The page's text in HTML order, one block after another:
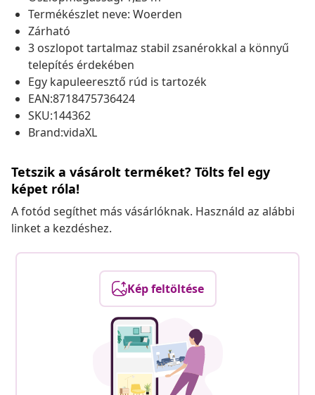
Termékészlet neve: Woerden
Zárható
3 oszlopot tartalmaz stabil zsanérokkal a könnyű
telepítés érdekében
Egy kapuleeresztő rúd is tartozék
EAN:8718475736424
SKU:144362
Brand:vidaXL
Tetszik a vásárolt terméket? Tölts fel egy
képet róla!
A fotód segíthet más vásárlóknak. Használd az alábbi
linket a kezdéshez.
Kép feltöltése